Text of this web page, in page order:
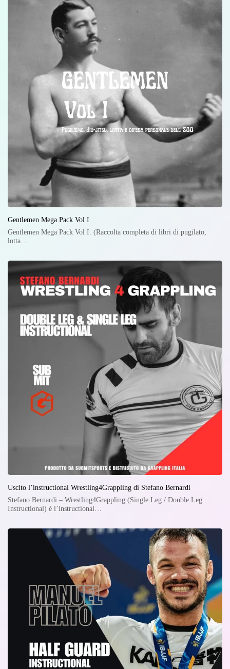
Gentlemen Mega Pack Vol I
Gentlemen Mega Pack Vol I. (Raccolta completa di libri di pugilato,
lotta…
Uscito l’instructional Wrestling4Grappling di Stefano Bernardi
Stefano Bernardi – Wrestling4Grappling (Single Leg / Double Leg
Instructional) è l’instructional…